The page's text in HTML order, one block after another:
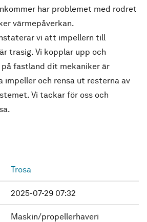
har problemet med rodret
värmepåverkan.
vi att impellern till
trasig. Vi kopplar upp och
fastland dit mekaniker är
och rensa ut resterna av
Vi tackar för oss och
Trosa
2025-07-29 07:32
Maskin/propellerhaveri